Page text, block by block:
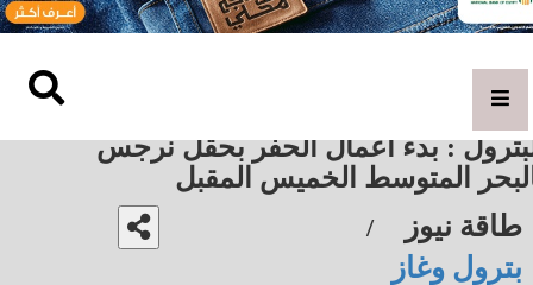
: بدء أعمال الحفر بحقل نرجس
المتوسط الخميس المقبل
طاقة نيوز /
بترول وغاز